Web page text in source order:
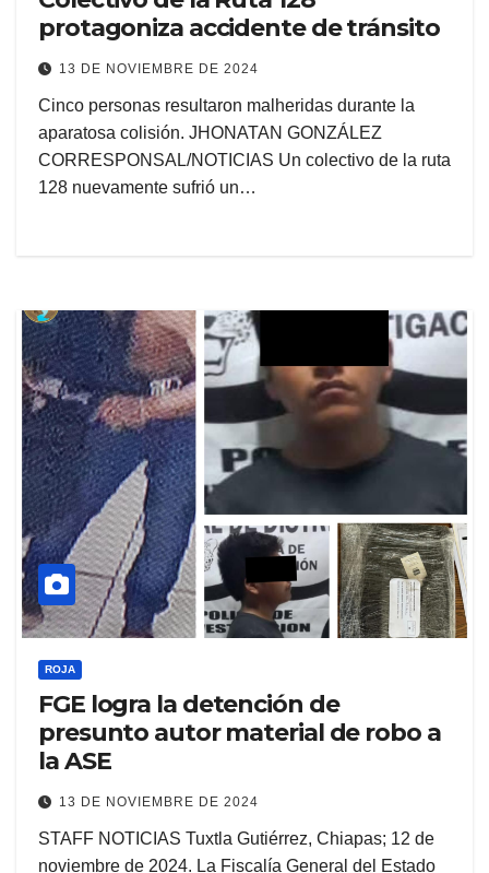
protagoniza accidente de tránsito
13 DE NOVIEMBRE DE 2024
Cinco personas resultaron malheridas durante la
aparatosa colisión. JHONATAN GONZÁLEZ
CORRESPONSAL/NOTICIAS Un colectivo de la ruta
128 nuevamente sufrió un…
ROJA
FGE logra la detención de
presunto autor material de robo a
la ASE
13 DE NOVIEMBRE DE 2024
STAFF NOTICIAS Tuxtla Gutiérrez, Chiapas; 12 de
noviembre de 2024. La Fiscalía General del Estado